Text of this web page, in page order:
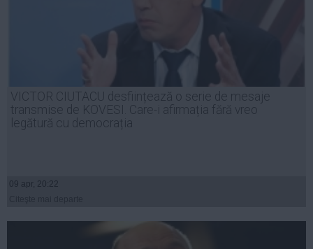
VICTOR CIUTACU desființează o serie de mesaje
transmise de KOVESI. Care-i afirmația fără vreo
legătură cu democrația
09 apr, 20:22